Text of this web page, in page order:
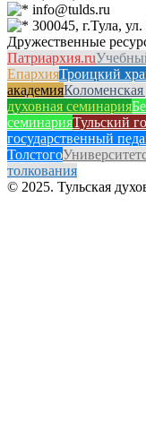
info@tulds.ru
300045, г.Тула,
Дружественные
Патриархия.ru
ЕпархияТроицкий
академия
духовная семинария
семинарияТульский
государственный
Толстого
толкования
© 2025. Тульская